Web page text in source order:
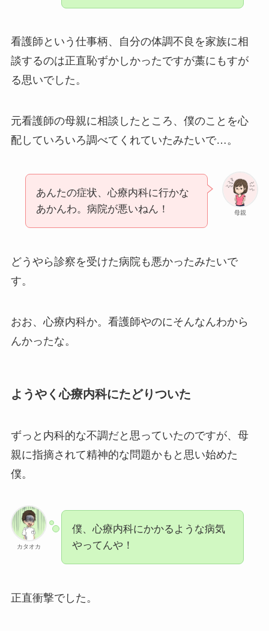
看護師という仕事柄、自分の体調不良を家族に相
談するのは正直恥ずかしかったですが藁にもすが
る思いでした。
元看護師の母親に相談したところ、僕のことを心
配していろいろ調べてくれていたみたいで…。
母親
あんたの症状、心療内科に行かな
あかんわ。病院が悪いねん！
どうやら診察を受けた病院も悪かったみたいで
す。
おお、心療内科か。看護師やのにそんなんわから
んかったな。
ようやく心療内科にたどりついた
ずっと内科的な不調だと思っていたのですが、母
親に指摘されて精神的な問題かもと思い始めた
僕。
カタオカ
僕、心療内科にかかるような病気
やってんや！
正直衝撃でした。